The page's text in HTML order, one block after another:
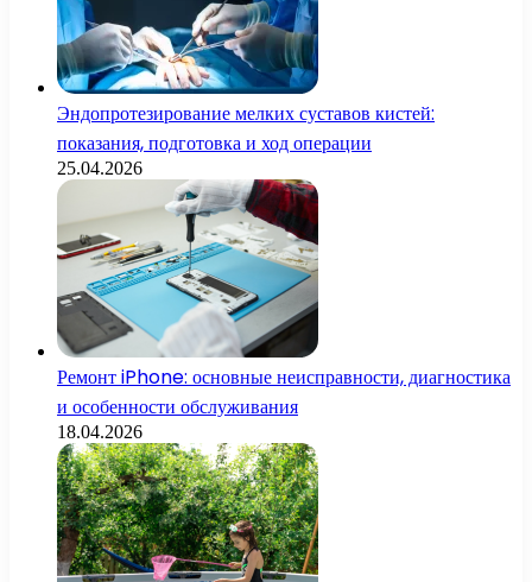
Эндопротезирование мелких суставов кистей:
показания, подготовка и ход операции
25.04.2026
Ремонт iPhone: основные неисправности, диагностика
и особенности обслуживания
18.04.2026